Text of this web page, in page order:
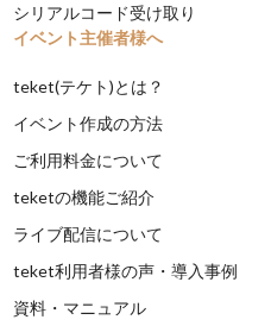
シリアルコード受け取り
イベント主催者様へ
teket(テケト)とは？
イベント作成の方法
ご利用料金について
teketの機能ご紹介
ライブ配信について
teket利用者様の声・導入事例
資料・マニュアル